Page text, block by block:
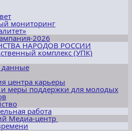
мониторинг
2026
НАРОДОВ РОССИИ
комплекс (УПК)
данные
центра карьеры
меры поддержки для молодых
работа
Медиа-центр